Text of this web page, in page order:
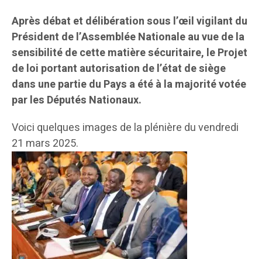
Après débat et délibération sous l’œil vigilant du
Président de l’Assemblée Nationale au vue de la
sensibilité de cette matière sécuritaire, le Projet
de loi portant autorisation de l’état de siège
dans une partie du Pays a été à la majorité votée
par les Députés Nationaux.
Voici quelques images de la plénière du vendredi
21 mars 2025.